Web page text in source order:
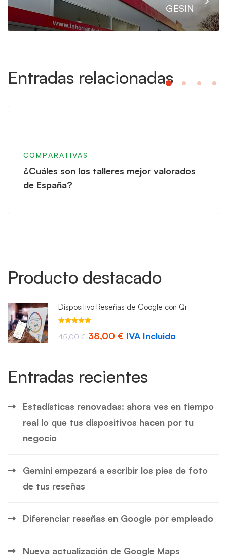
GESIN
Entradas relacionadas
COMPARATIVAS
¿Cuáles son los talleres mejor valorados
de España?
Producto destacado
Dispositivo Reseñas de Google con Qr
4.93de 5
45,00€ El
era:
38,00 € El
es:
IVA Incluido
Entradas recientes
Estadísticas renovadas: ahora ves en tiempo
real lo que tus dispositivos hacen por tu
negocio
Gemini empezará a escribir los pies de foto
de tus reseñas
Diferenciar reseñas en Google por empleado
Nueva actualización de Google Maps